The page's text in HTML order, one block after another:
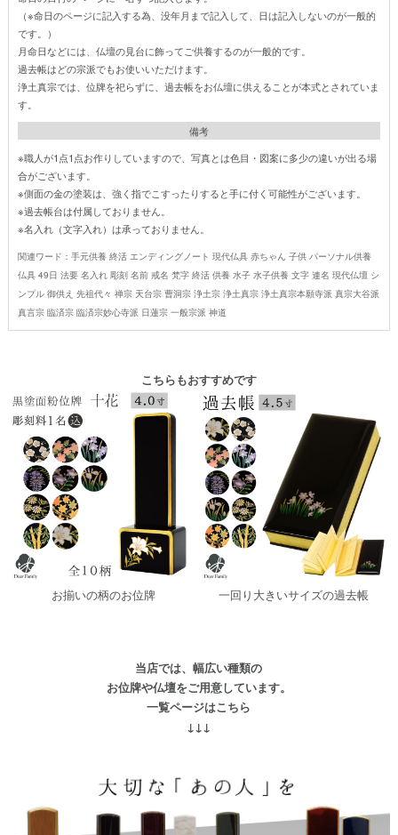
（※命日のページに記入する為、没年月まで記入して、日は記入しないのが一般的
です。）
月命日などには、仏壇の見台に飾ってご供養するのが一般的です。
過去帳はどの宗派でもお使いいただけます。
浄土真宗では、位牌を祀らずに、過去帳をお仏壇に供えることが本式とされていま
す。
備考
※職人が1点1点お作りしていますので、写真とは色目・図案に多少の違いが出る場
合がございます。
※側面の金の塗装は、強く指でこすったりすると手に付く可能性がございます。
※過去帳台は付属しておりません。
※名入れ（文字入れ）は承っておりません。
関連ワード：手元供養 終活 エンディングノート 現代仏具 赤ちゃん 子供 パーソナル供養
仏具 49日 法要 名入れ 彫刻 名前 戒名 梵字 終活 供養 水子 水子供養 文字 連名 現代仏壇 シ
ンプル 御供え 先祖代々 禅宗 天台宗 曹洞宗 浄土宗 浄土真宗 浄土真宗本願寺派 真宗大谷派
真言宗 臨済宗 臨済宗妙心寺派 日蓮宗 一般宗派 神道
こちらもおすすめです
お揃いの柄のお位牌 一回り大きいサイズの過去帳
当店では、幅広い種類の
お位牌や仏壇をご用意しています。
一覧ページはこちら
↓↓↓